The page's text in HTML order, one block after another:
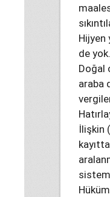
Hijyen
de yok.
Doğal
araba
İlişkin